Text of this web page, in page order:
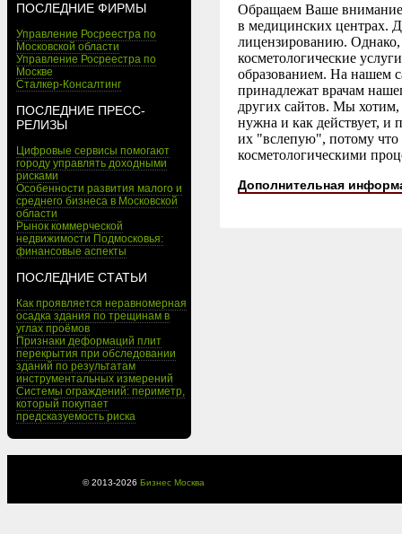
ПОСЛЕДНИЕ ФИРМЫ
Управление Росреестра по
Московской области
Управление Росреестра по
Москве
Сталкер-Консалтинг
ПОСЛЕДНИЕ ПРЕСС-
РЕЛИЗЫ
Цифровые сервисы помогают
городу управлять доходными
рисками
Особенности развития малого и
среднего бизнеса в Московской
области
Рынок коммерческой
недвижимости Подмосковья:
финансовые аспекты
ПОСЛЕДНИЕ СТАТЬИ
Как проявляется неравномерная
осадка здания по трещинам в
углах проёмов
Признаки деформаций плит
перекрытия при обследовании
зданий по результатам
инструментальных измерений
Системы ограждений: периметр,
который покупает
предсказуемость риска
Обращаем Ваше
в медицинских центрах.
лицензированию. Однако,
косметологические
образованием. На нашем
принадлежат врачам
других сайтов. Мы
нужна и как действует, и
их "вслепую", потому что
косметологическими
Дополнительная
© 2013-2026 Бизнес Москва